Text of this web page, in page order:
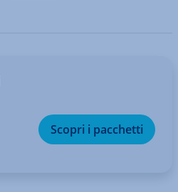
Scopri i pacchetti